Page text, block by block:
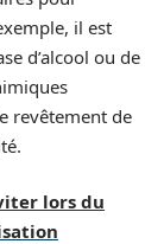
il est
d’alcool ou de
revêtement de
lors du